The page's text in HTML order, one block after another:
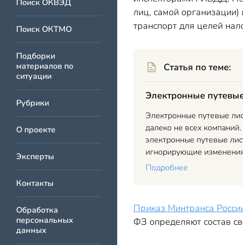
Поиск ОКВЭД
Поиск ОКТМО
Подборки
материалов по
ситуации
Рубрики
О проекте
Эксперты
Контакты
Обработка
персональных
данных
лиц, самой
транспорт для целей
Статья по теме:
Электронные
Электронные путевые
далеко не всех
электронные путевые
игнорирующие
Подробнее
Приказ Минтранса
ФЗ определяют состав